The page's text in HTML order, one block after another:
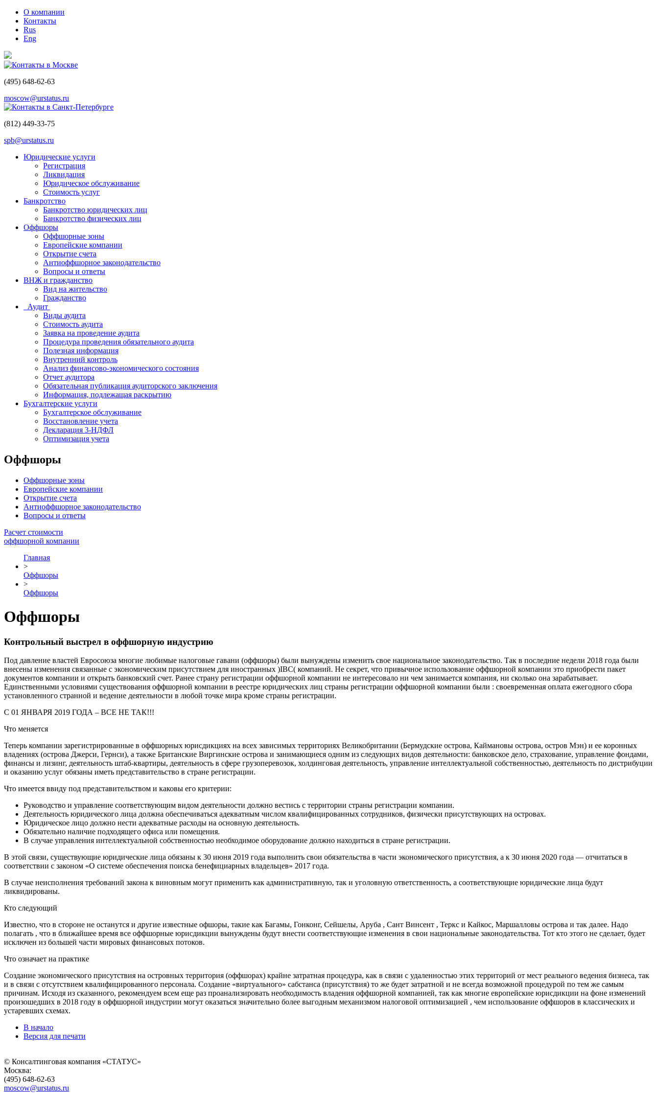
О компании
Контакты
Rus
Eng
Контакты в Москве
(495) 648-62-63
moscow@urstatus.ru
Контакты в Санкт-Петербурге
(812) 449-33-75
spb@urstatus.ru
Юридические услуги
Регистрация
Ликвидация
Юридическое обслуживание
Стоимость услуг
Банкротство
Банкротство юридических лиц
Банкротство физических лиц
Оффшоры
Оффшорные зоны
Европейские компании
Открытие счета
Антиоффшорное законодательство
Вопросы и ответы
ВНЖ и гражданство
Вид на жительство
Гражданство
Аудит
Виды аудита
Стоимость аудита
Заявка на проведение аудита
Процедура проведения обязательного аудита
Полезная информация
Внутренний контроль
Анализ финансово-экономического состояния
Отчет аудитора
Обязательная публикация аудиторского заключения
Информация, подлежащая раскрытию
Бухгалтерские услуги
Бухгалтерское обслуживание
Восcтановление учета
Декларация 3-НДФЛ
Оптимизация учета
Оффшоры
Оффшорные зоны
Европейские компании
Открытие счета
Антиоффшорное законодательство
Вопросы и ответы
Расчет стоимости
оффшорной компании
Главная
>
Оффшоры
>
Оффшоры
Оффшоры
Контрольный выстрел в оффшорную индустрию
Под давление властей Евросоюза многие любимые налоговые гавани (оффшоры) были вынуждены изменить свое национальное законодательство. Так в последние недели 2018 года были
внесены изменения связанные с экономическим присутствием для иностранных )IBC( компаний. Не секрет, что привычное использование оффшорной компании это приобрести пакет
документов компании и открыть банковский счет. Ранее страну регистрации оффшорной компании не интересовало ни чем занимается компания, ни сколько она зарабатывает.
Единственными условиями существования оффшорной компании в реестре юридических лиц страны регистрации оффшорной компании были : своевременная оплата ежегодного сбора
установленного странной и ведение деятельности в любой точке мира кроме страны регистрации.
С 01 ЯНВАРЯ 2019 ГОДА – ВСЕ НЕ ТАК!!!
Что меняется
Теперь компании зарегистрированные в оффшорных юрисдикциях на всех зависимых территориях Великобритании (Бермудские острова, Каймановы острова, остров Мэн) и ее коронных
владениях (острова Джерси, Гернси), а также Британские Виргинские острова и занимающиеся одним из следующих видов деятельности: банковское дело, страхование, управление фондами,
финансы и лизинг, деятельность штаб-квартиры, деятельность в сфере грузоперевозок, холдинговая деятельность, управление интеллектуальной собственностью, деятельность по дистрибуции
и оказанию услуг обязаны иметь представительство в стране регистрации.
Что имеется ввиду под представительством и каковы его критерии:
Руководство и управление соответствующим видом деятельности должно вестись с территории страны регистрации компании.
Деятельность юридического лица должна обеспечиваться адекватным числом квалифицированных сотрудников, физически присутствующих на островах.
Юридическое лицо должно нести адекватные расходы на основную деятельность.
Обязательно наличие подходящего офиса или помещения.
В случае управления интеллектуальной собственностью необходимое оборудование должно находиться в стране регистрации.
В этой связи, существующие юридические лица обязаны к 30 июня 2019 года выполнить свои обязательства в части экономического присутствия, а к 30 июня 2020 года — отчитаться в
соответствии с законом «О системе обеспечения поиска бенефициарных владельцев» 2017 года.
В случае неисполнения требований закона к виновным могут применить как административную, так и уголовную ответственность, а соответствующие юридические лица будут
ликвидированы.
Кто следующий
Известно, что в стороне не останутся и другие известные офшоры, такие как Багамы, Гонконг, Сейшелы, Аруба , Сант Винсент , Теркс и Кайкос, Маршалловы острова и так далее. Надо
полагать , что в ближайшее время все оффшорные юрисдикции вынуждены будут внести соответствующие изменения в свои национальные законодательства. Тот кто этого не сделает, будет
исключен из большей части мировых финансовых потоков.
Что означает на практике
Создание экономического присутствия на островных территория (оффшорах) крайне затратная процедура, как в связи с удаленностью этих территорий от мест реального ведения бизнеса, так
и в связи с отсутствием квалифицированного персонала. Создание «виртуального» сабстанса (присутствия) то же будет затратной и не всегда возможной процедурой по тем же самым
причинам. Исходя из сказанного, рекомендуем всем еще раз проанализировать необходимость владения оффшорной компанией, так как многие европейские юрисдикции на фоне изменений
произошедших в 2018 году в оффшорной индустрии могут оказаться значительно более выгодным механизмом налоговой оптимизацией , чем использование оффшоров в классических и
устаревших схемах.
В начало
Версия для печати
© Консалтинговая компания «СТАТУС»
Москва:
(495) 648-62-63
moscow@urstatus.ru